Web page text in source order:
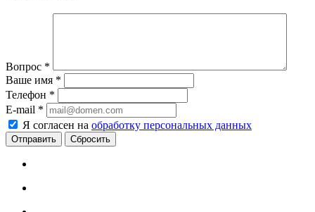
Вопрос *
Ваше имя *
Телефон *
E-mail *
Я согласен на обработку персональных данных
Сбросить